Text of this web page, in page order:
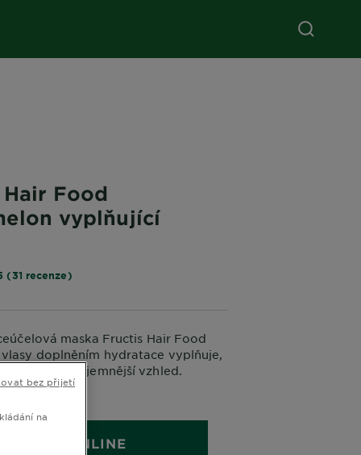
Food
vyplňující
(31 recenze)
maska Fructis Hair Food
doplněním hydratace vyplňuje,
dodává jim objemnější vzhled.
KOUPIT ONLINE
na
bez přijetí